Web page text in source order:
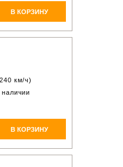
В КОРЗИНУ
км/ч)
наличии
В КОРЗИНУ